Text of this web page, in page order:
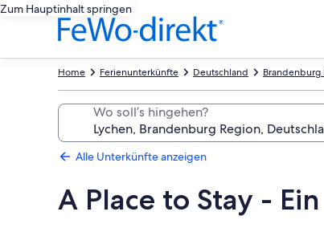
Zum Hauptinhalt springen
Brandenburg
Deutschland
Ferienunterkünfte
Home
Wo soll’s hingehen?
Alle Unterkünfte anzeigen
A Place to Stay -